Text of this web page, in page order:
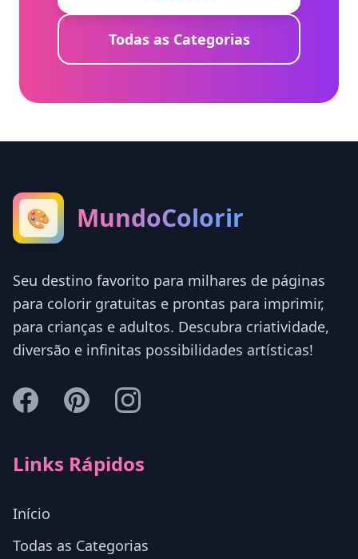
Todas as Categorias
🎨 MundoColorir
Seu destino favorito para milhares de páginas
para colorir gratuitas e prontas para imprimir,
para crianças e adultos. Descubra criatividade,
diversão e infinitas possibilidades artísticas!
Links Rápidos
Início
Todas as Categorias